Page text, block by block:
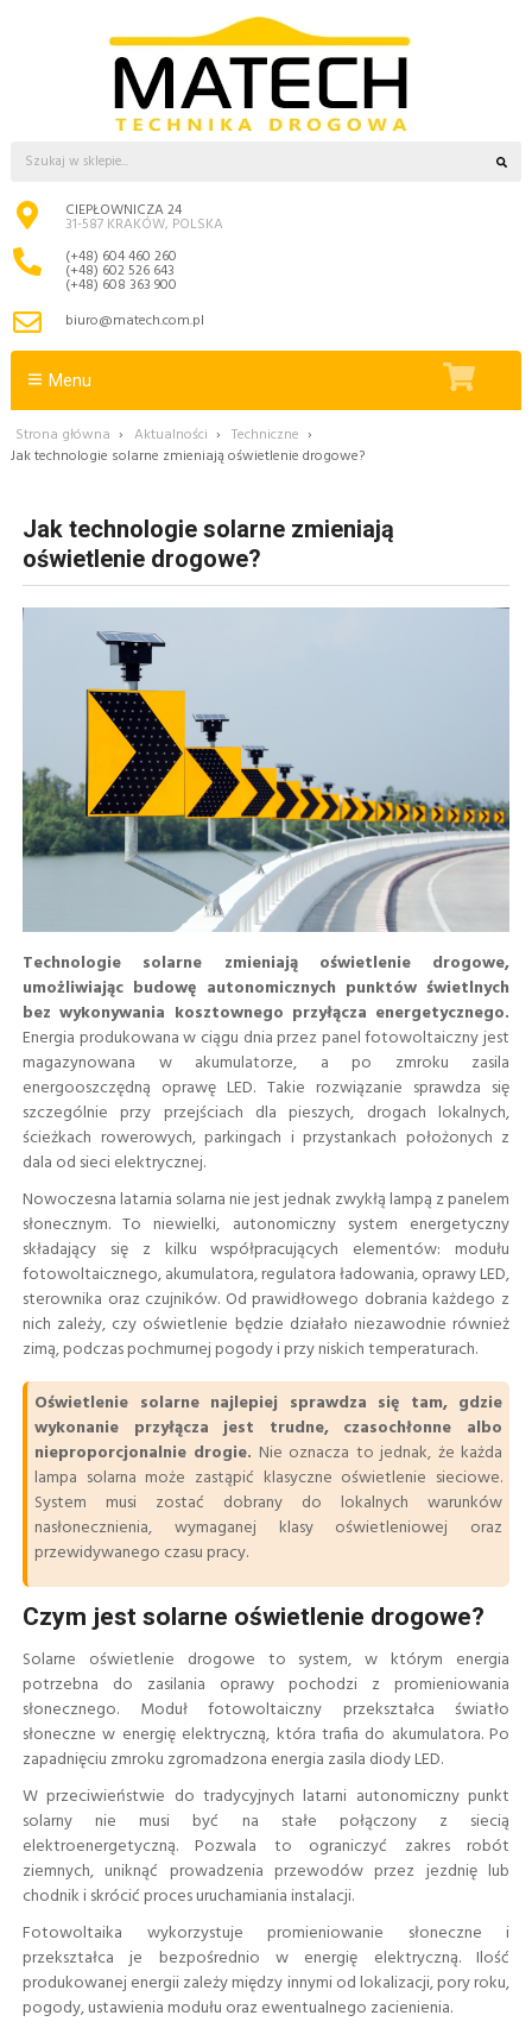
CIEPŁOWNICZA 24
31-587 KRAKÓW, POLSKA
(+48) 604 460 260
(+48) 602 526 643
(+48) 608 363 900
biuro@matech.com.pl
Menu
Strona główna › Aktualności › Techniczne ›
Jak technologie solarne zmieniają oświetlenie drogowe?
Jak technologie solarne zmieniają
oświetlenie drogowe?
Technologie solarne zmieniają oświetlenie drogowe,
umożliwiając budowę autonomicznych punktów świetlnych
bez wykonywania kosztownego przyłącza energetycznego.
Energia produkowana w ciągu dnia przez panel fotowoltaiczny jest
magazynowana w akumulatorze, a po zmroku zasila
energooszczędną oprawę LED. Takie rozwiązanie sprawdza się
szczególnie przy przejściach dla pieszych, drogach lokalnych,
ścieżkach rowerowych, parkingach i przystankach położonych z
dala od sieci elektrycznej.
Nowoczesna latarnia solarna nie jest jednak zwykłą lampą z panelem
słonecznym. To niewielki, autonomiczny system energetyczny
składający się z kilku współpracujących elementów: modułu
fotowoltaicznego, akumulatora, regulatora ładowania, oprawy LED,
sterownika oraz czujników. Od prawidłowego dobrania każdego z
nich zależy, czy oświetlenie będzie działało niezawodnie również
zimą, podczas pochmurnej pogody i przy niskich temperaturach.
Oświetlenie solarne najlepiej sprawdza się tam, gdzie
wykonanie przyłącza jest trudne, czasochłonne albo
nieproporcjonalnie drogie. Nie oznacza to jednak, że każda
lampa solarna może zastąpić klasyczne oświetlenie sieciowe.
System musi zostać dobrany do lokalnych warunków
nasłonecznienia, wymaganej klasy oświetleniowej oraz
przewidywanego czasu pracy.
Czym jest solarne oświetlenie drogowe?
Solarne oświetlenie drogowe to system, w którym energia
potrzebna do zasilania oprawy pochodzi z promieniowania
słonecznego. Moduł fotowoltaiczny przekształca światło
słoneczne w energię elektryczną, która trafia do akumulatora. Po
zapadnięciu zmroku zgromadzona energia zasila diody LED.
W przeciwieństwie do tradycyjnych latarni autonomiczny punkt
solarny nie musi być na stałe połączony z siecią
elektroenergetyczną. Pozwala to ograniczyć zakres robót
ziemnych, uniknąć prowadzenia przewodów przez jezdnię lub
chodnik i skrócić proces uruchamiania instalacji.
Fotowoltaika wykorzystuje promieniowanie słoneczne i
przekształca je bezpośrednio w energię elektryczną. Ilość
produkowanej energii zależy między innymi od lokalizacji, pory roku,
pogody, ustawienia modułu oraz ewentualnego zacienienia.